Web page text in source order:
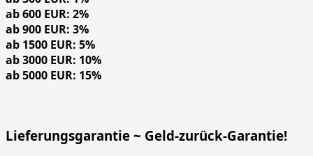
ab 600 EUR: 2%
ab 900 EUR: 3%
ab 1500 EUR: 5%
ab 3000 EUR: 10%
ab 5000 EUR: 15%
Lieferungsgarantie ~ Geld-zurück-Garantie!